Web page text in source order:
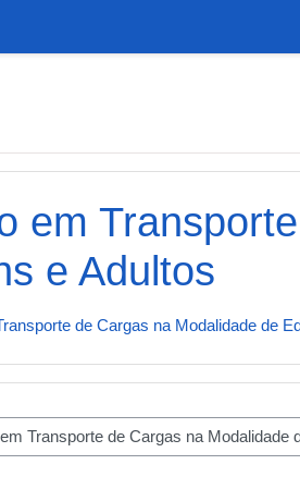
em
e Adultos
de Cargas na Modalidade de